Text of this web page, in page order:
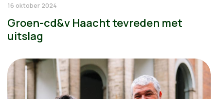
16 oktober 2024
Groen-cd&v Haacht tevreden met
uitslag